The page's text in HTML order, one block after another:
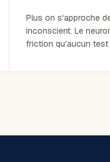
Plus on s'approche
inconscient. Le
friction qu'aucun test